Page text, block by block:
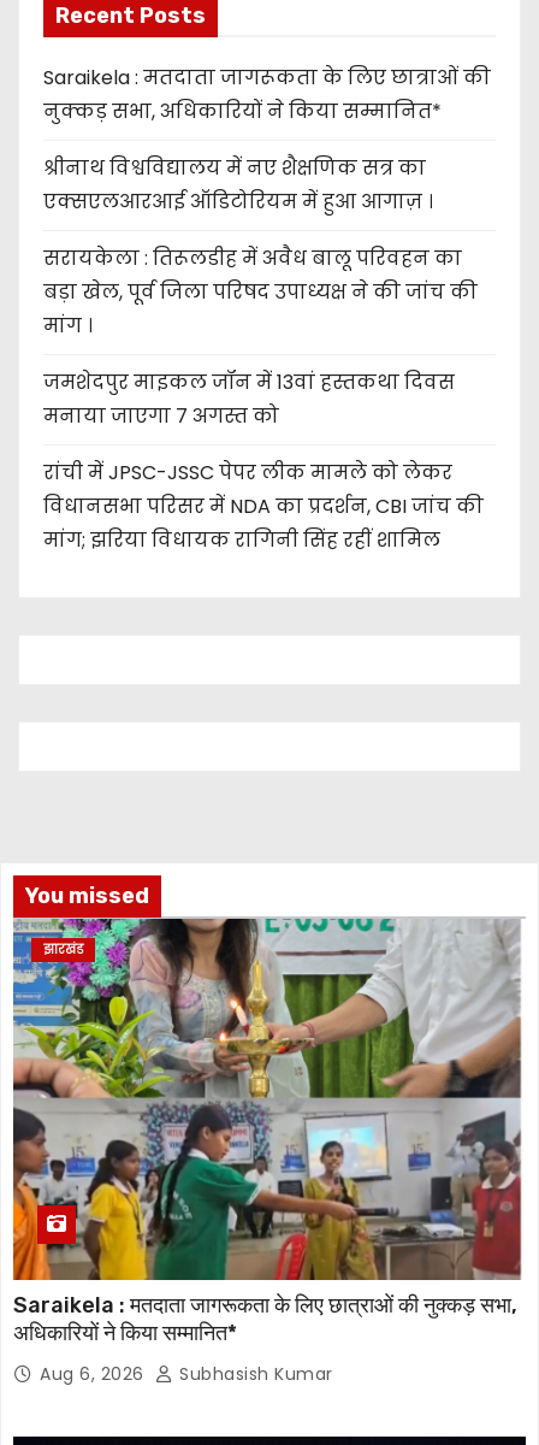
Recent Posts
Saraikela : मतदाता जागरूकता के लिए छात्राओं की
नुक्कड़ सभा, अधिकारियों ने किया सम्मानित*
श्रीनाथ विश्वविद्यालय में नए शैक्षणिक सत्र का
एक्सएलआरआई ऑडिटोरियम में हुआ आगाज़ ।
सरायकेला : तिरूलडीह में अवैध बालू परिवहन का
बड़ा खेल, पूर्व जिला परिषद उपाध्यक्ष ने की जांच की
मांग ।
जमशेदपुर माइकल जॉन में 13वां हस्तकथा दिवस
मनाया जाएगा 7 अगस्त को
रांची में JPSC-JSSC पेपर लीक मामले को लेकर
विधानसभा परिसर में NDA का प्रदर्शन, CBI जांच की
मांग; झरिया विधायक रागिनी सिंह रहीं शामिल
You missed
झारखंड
Saraikela : मतदाता जागरूकता के लिए छात्राओं की नुक्कड़ सभा,
अधिकारियों ने किया सम्मानित*
Aug 6, 2026 Subhasish Kumar